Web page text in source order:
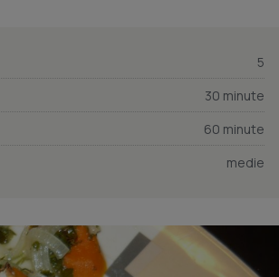
5
30 minute
60 minute
medie